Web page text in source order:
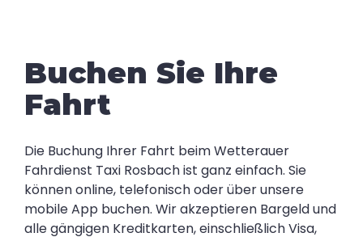
Buchen Sie Ihre
Fahrt
Die Buchung Ihrer Fahrt beim Wetterauer
Fahrdienst Taxi Rosbach ist ganz einfach. Sie
können online, telefonisch oder über unsere
mobile App buchen. Wir akzeptieren Bargeld und
alle gängigen Kreditkarten, einschließlich Visa,